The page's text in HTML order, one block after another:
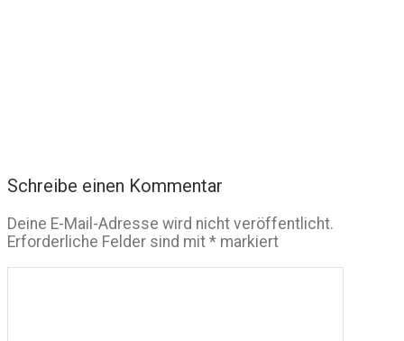
Schreibe einen Kommentar
Deine E-Mail-Adresse wird nicht veröffentlicht.
Erforderliche Felder sind mit * markiert